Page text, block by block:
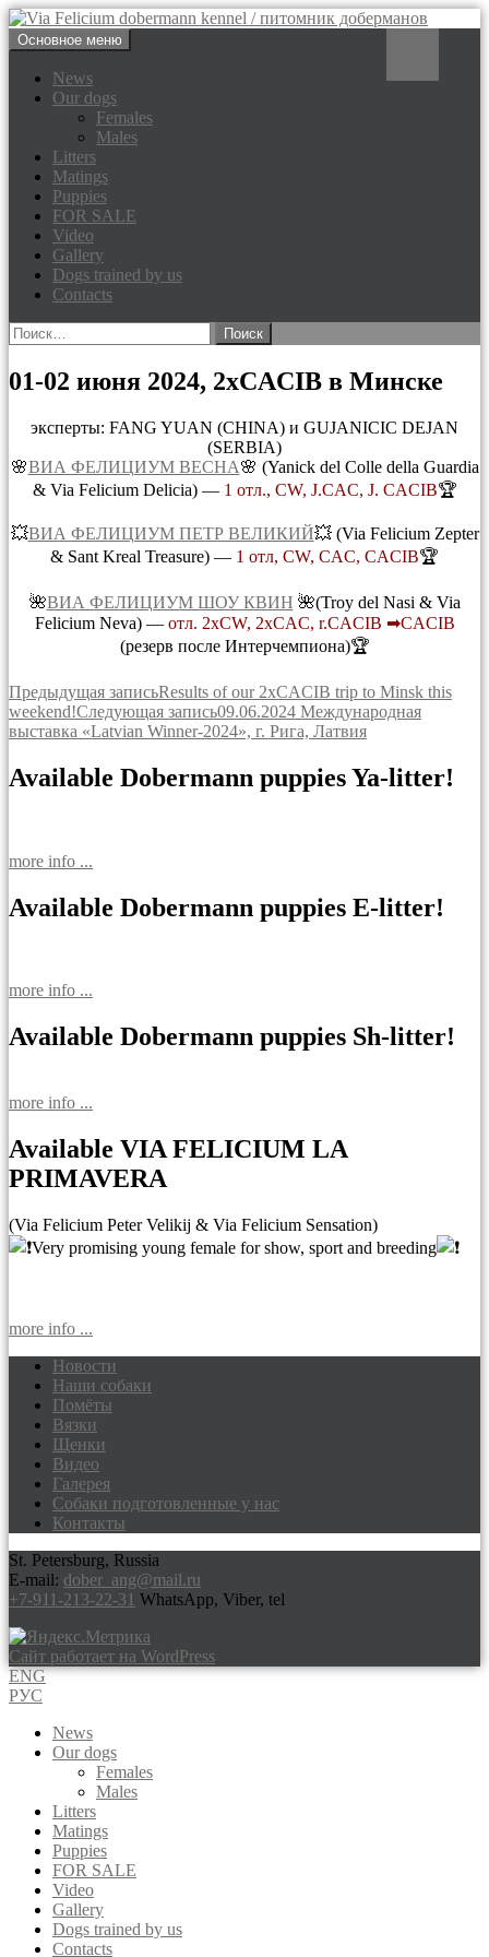
Via Felicium dobermann
kennel / питомник доберманов
Основное меню
к
News
Our dogs
Females
Males
Litters
Matings
Puppies
FOR SALE
Video
Gallery
Dogs trained by us
Contacts
Найти:
01-02 июня 2024, 2хCACIB в Минске
эксперты: FANG YUAN (CHINA) и GUJANICIC DEJAN
(SERBIA)
🌸ВИА ФЕЛИЦИУМ ВЕСНА🌸 (Yanick del Colle della Guardia
& Via Felicium Delicia) —1 отл., CW, J.CAC, J. CACIB🏆
💥ВИА ФЕЛИЦИУМ ПЕТР ВЕЛИКИЙ💥 (Via Felicium Zepter
& Sant Kreal Treasure) — 1 отл, CW, CAC, CACIB🏆
🌺ВИА ФЕЛИЦИУМ ШОУ КВИН 🌺(Troy del Nasi & Via
Felicium Neva) — отл. 2хCW, 2xCAC, r.CACIB ➡CACIB
(резерв после Интерчемпиона)🏆
Навигация
по
Предыдущая записьResults of our 2xCACIB trip to Minsk this
weekend!Следующая запись09.06.2024 Международная
выставка «Latvian Winner-2024», г. Рига, Латвия
Available Dobermann puppies Ya-litter!
more info ...
Available Dobermann puppies E-litter!
more info ...
Available Dobermann puppies Sh-litter!
more info ...
Available VIA FELICIUM LA
PRIMAVERA
(Via Felicium Peter Velikij & Via Felicium Sensation)
Very promising young female for show, sport and breeding
more info ...
Доберманы питомник Via Felicium,
щенки добермана
Новости
Наши собаки
Помёты
Вязки
Щенки
Видео
Галерея
Собаки подготовленные у нас
Контакты
St. Petersburg, Russia
E-mail: dober_ang@mail.ru
+7-911-213-22-31 WhatsApp, Viber, tel
Сайт работает на WordPress
ENG
РУС
News
Our dogs
Females
Males
Litters
Matings
Puppies
FOR SALE
Video
Gallery
Dogs trained by us
Contacts